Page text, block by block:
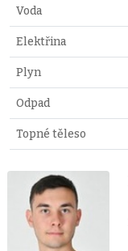
Voda
Elektřina
Plyn
Odpad
Topné těleso